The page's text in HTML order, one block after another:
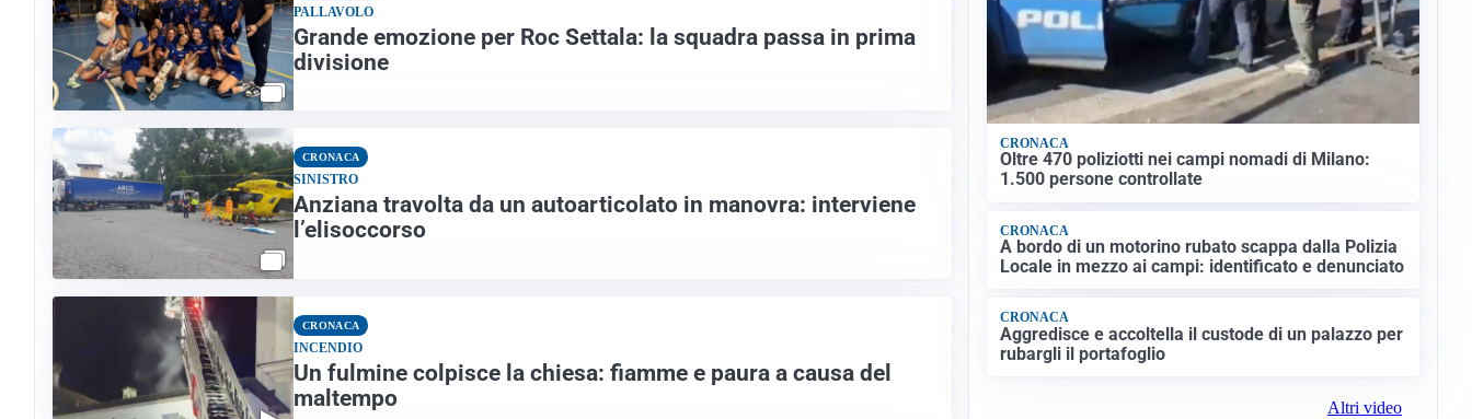
PALLAVOLO
Grande emozione per Roc Settala: la squadra passa in prima
divisione
CRONACA
SINISTRO
Anziana travolta da un autoarticolato in manovra: interviene
l’elisoccorso
CRONACA
INCENDIO
Un fulmine colpisce la chiesa: fiamme e paura a causa del
maltempo
CRONACA
Oltre 470 poliziotti nei campi nomadi di Milano:
1.500 persone controllate
CRONACA
A bordo di un motorino rubato scappa dalla Polizia
Locale in mezzo ai campi: identificato e denunciato
CRONACA
Aggredisce e accoltella il custode di un palazzo per
rubargli il portafoglio
Altri video